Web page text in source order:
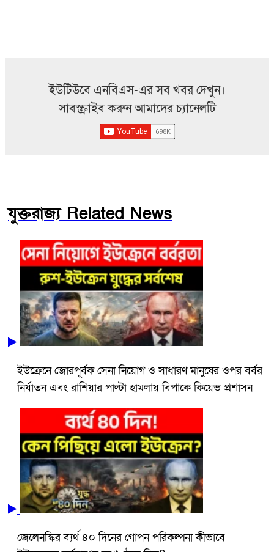
ইউটিউবে এনবিএস-এর সব খবর দেখুন।
সাবস্ক্রাইব করুন আমাদের চ্যানেলটি
যুক্তরাজ্য Related News
ইউক্রেনে জোরপূর্বক সেনা নিয়োগ ও সাধারণ মানুষের ওপর বর্বর
নির্যাতন এবং রাশিয়ার পাল্টা হামলায় বিপাকে কিয়েভ প্রশাসন
জেলেনস্কির ব্যর্থ ৪০ দিনের গোপন পরিকল্পনা কীভাবে